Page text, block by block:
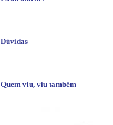
Dúvidas
Quem viu, viu também